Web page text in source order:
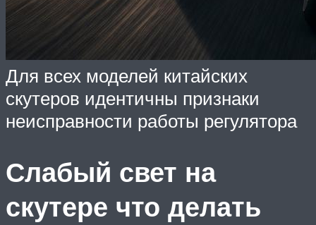
Для всех моделей китайских
скутеров идентичны признаки
неисправности работы регулятора
Слабый свет на
скутере что делать